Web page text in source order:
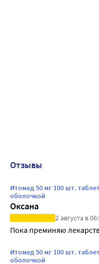
Отзывы
Итомед 50 мг 100 шт.
оболочкой
Оксана
2 августа в
Пока преминяю
Итомед 50 мг 100 шт.
оболочкой